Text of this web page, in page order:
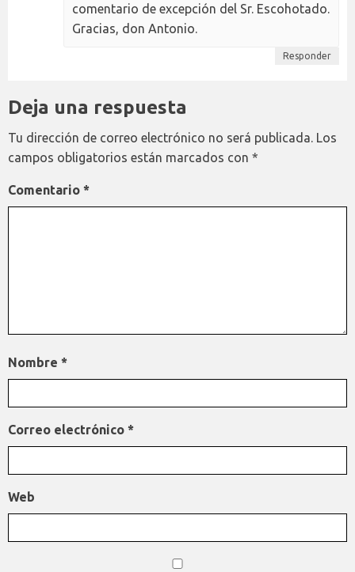
comentario de excepción del Sr. Escohotado.
Gracias, don Antonio.
Responder
Deja una respuesta
Tu dirección de correo electrónico no será publicada. Los
campos obligatorios están marcados con *
Comentario *
Nombre *
Correo electrónico *
Web